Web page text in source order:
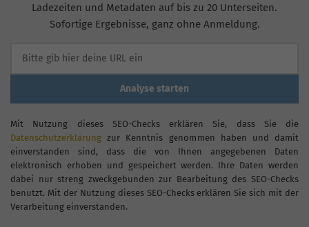
Ladezeiten und Metadaten auf bis zu 20 Unterseiten.
Sofortige Ergebnisse, ganz ohne Anmeldung.
Analyse starten
Mit Nutzung dieses SEO-Checks erklären Sie, dass Sie die
Datenschutzerklärung zur Kenntnis genommen haben und damit
einverstanden sind, dass die von Ihnen angegebenen Daten
elektronisch erhoben und gespeichert werden. Ihre Daten werden
dabei nur streng zweckgebunden zur Bearbeitung des SEO-Checks
benutzt. Mit der Nutzung dieses SEO-Checks erklären Sie sich mit der
Verarbeitung einverstanden.